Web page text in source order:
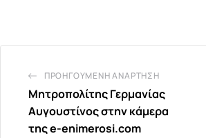
ΠΡΟΗΓΟΎΜΕΝΗ ΑΝΆΡΤΗΣΗ
Μητροπολίτης Γερμανίας
Αυγουστίνος στην κάμερα
της e-enimerosi.com